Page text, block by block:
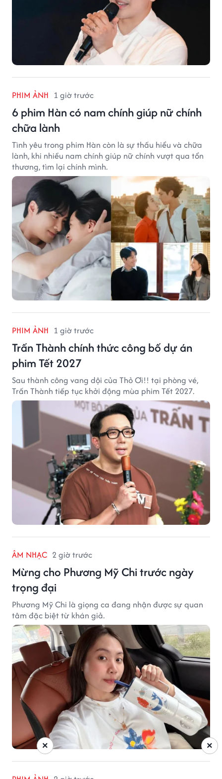
PHIM ẢNH 1 giờ trước
6 phim Hàn có nam chính giúp nữ chính
chữa lành
Tình yêu trong phim Hàn còn là sự thấu hiểu và chữa
lành, khi nhiều nam chính giúp nữ chính vượt qua tổn
thương, tìm lại chính mình.
PHIM ẢNH 1 giờ trước
Trấn Thành chính thức công bố dự án
phim Tết 2027
Sau thành công vang dội của Thỏ Ơi!! tại phòng vé,
Trấn Thành tiếp tục khởi động mùa phim Tết 2027.
ÂM NHẠC 2 giờ trước
Mừng cho Phương Mỹ Chi trước ngày
trọng đại
Phương Mỹ Chi là giọng ca đang nhận được sự quan
tâm đặc biệt từ khán giả.
×
×